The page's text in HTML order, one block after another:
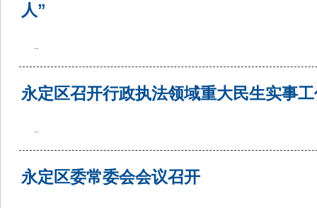
人”
..
永定区召开行政执法领域重大民生实事
..
永定区委常委会会议召开